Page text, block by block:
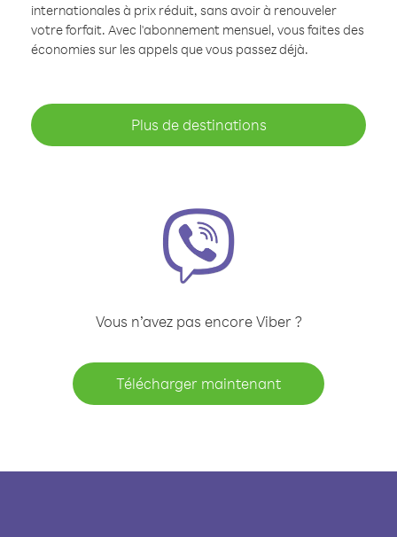
internationales à prix réduit, sans avoir à renouveler
votre forfait. Avec l'abonnement mensuel, vous faites des
économies sur les appels que vous passez déjà.
Plus de destinations
Vous n’avez pas encore Viber ?
Télécharger maintenant